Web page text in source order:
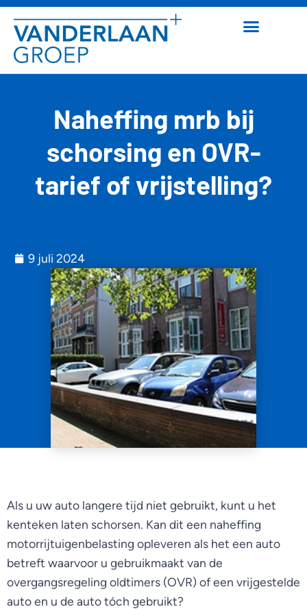
Naheffing mrb bij
schorsing en OVR-
tarief of vrijstelling?
9 juli 2024
Als u uw auto langere tijd niet gebruikt, kunt u het
kenteken laten schorsen. Kan dit een naheffing
motorrijtuigenbelasting opleveren als het een auto
betreft waarvoor u gebruikmaakt van de
overgangsregeling oldtimers (OVR) of een vrijgestelde
auto en u de auto tóch gebruikt?